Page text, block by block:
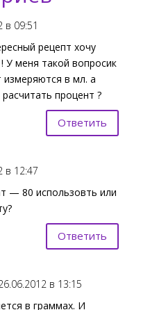
в 09:51
рецепт хочу
У меня такой вопросик
измеряются в мл. а
процент ?
Ответить
в 12:47
— 80 использовть или
Ответить
в 13:15
в граммах. И